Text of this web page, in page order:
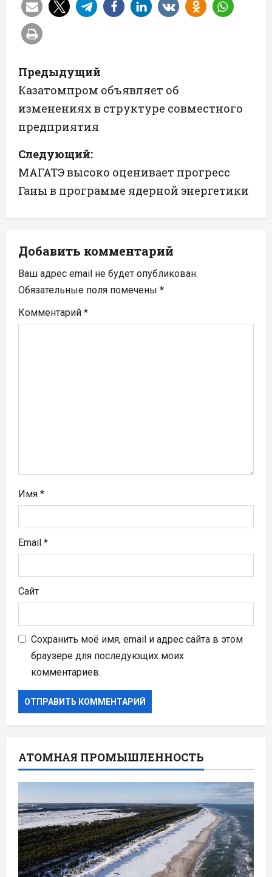
Н
а
в
г
а
ц
и
я
п
о
я
м
Предыдущий
Казатомпром объявляет об
изменениях в структуре совместного
предприятия
Следующий:
МАГАТЭ высоко оценивает прогресс
Ганы в программе ядерной энергетики
Добавить комментарий
Ваш адрес email не будет опубликован.
Обязательные поля помечены *
Комментарий *
Имя *
Email *
Сайт
Сохранить моё имя, email и адрес сайта в этом
браузере для последующих моих
комментариев.
АТОМНАЯ ПРОМЫШЛЕННОСТЬ